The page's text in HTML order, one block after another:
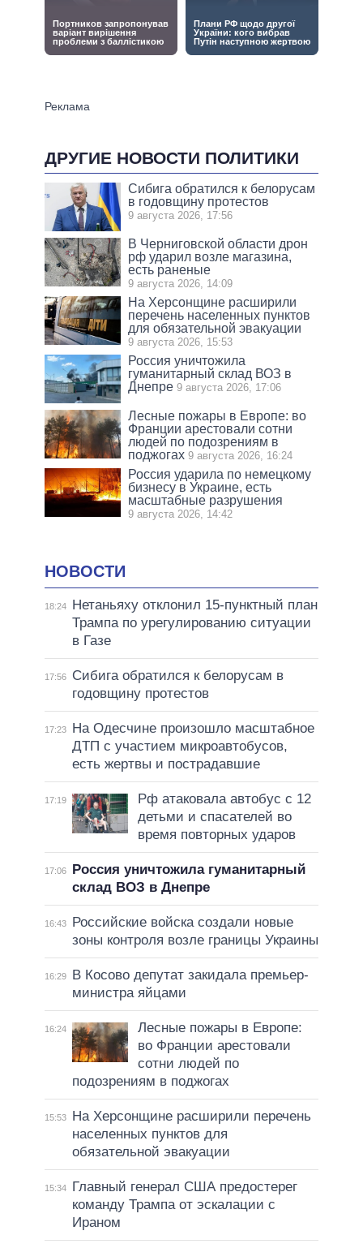
ДРУГИЕ НОВОСТИ ПОЛИТИКИ
Сибига обратился к белорусам
в годовщину протестов
9 августа 2026, 17:56
В Черниговской области дрон
рф ударил возле магазина,
есть раненые
9 августа 2026, 14:09
На Херсонщине расширили
перечень населенных пунктов
для обязательной эвакуации
9 августа 2026, 15:53
Россия уничтожила
гуманитарный склад ВОЗ в
Днепре 9 августа 2026, 17:06
Лесные пожары в Европе: во
Франции арестовали сотни
людей по подозрениям в
поджогах 9 августа 2026, 16:24
Россия ударила по немецкому
бизнесу в Украине, есть
масштабные разрушения
9 августа 2026, 14:42
НОВОСТИ
18:24
Нетаньяху отклонил 15-пунктный план
Трампа по урегулированию ситуации
в Газе
17:56
Сибига обратился к белорусам в
годовщину протестов
17:23
На Одесчине произошло масштабное
ДТП с участием микроавтобусов,
есть жертвы и пострадавшие
17:19
Рф атаковала автобус с 12
детьми и спасателей во
время повторных ударов
17:06
Россия уничтожила гуманитарный
склад ВОЗ в Днепре
16:43
Российские войска создали новые
зоны контроля возле границы Украины
16:29
В Косово депутат закидала премьер-
министра яйцами
16:24
Лесные пожары в Европе:
во Франции арестовали
сотни людей по
подозрениям в поджогах
15:53
На Херсонщине расширили перечень
населенных пунктов для
обязательной эвакуации
15:34
Главный генерал США предостерег
команду Трампа от эскалации с
Ираном